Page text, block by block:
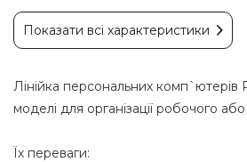
Показати всі характеристики
Лінійка персональних комп`ютерів
моделі для організації робочого
Їх переваги: